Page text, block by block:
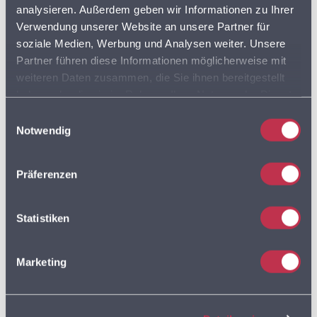
analysieren. Außerdem geben wir Informationen zu Ihrer
Verwendung unserer Website an unsere Partner für
soziale Medien, Werbung und Analysen weiter. Unsere
Partner führen diese Informationen möglicherweise mit
weiteren Daten zusammen, die Sie ihnen bereitgestellt
Cookies, wenn Sie unsere Webseite weiterhin nutzen.
Notwendig
Präferenzen
Statistiken
Marketing
LEBENSMITTELHANDEL
LKW LKW PROFIL LKW ROUTING